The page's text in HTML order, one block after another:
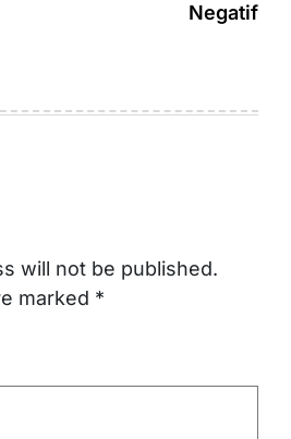
Negatif
will not be published.
marked *